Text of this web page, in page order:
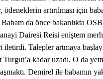
ödeneklerin artırılması için
Babam da önce bakanlıkta
Dairesi Reisi eniştem
iletirdi. Talepler artmaya
kadar uzadı. O da
Demirel ile babamın